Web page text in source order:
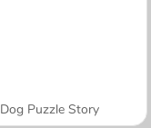
Dog Puzzle Story